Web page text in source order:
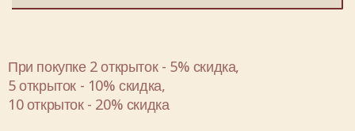
При покупке 2 открыток - 5% скидка,
5 открыток - 10% скидка,
10 открыток - 20% скидка